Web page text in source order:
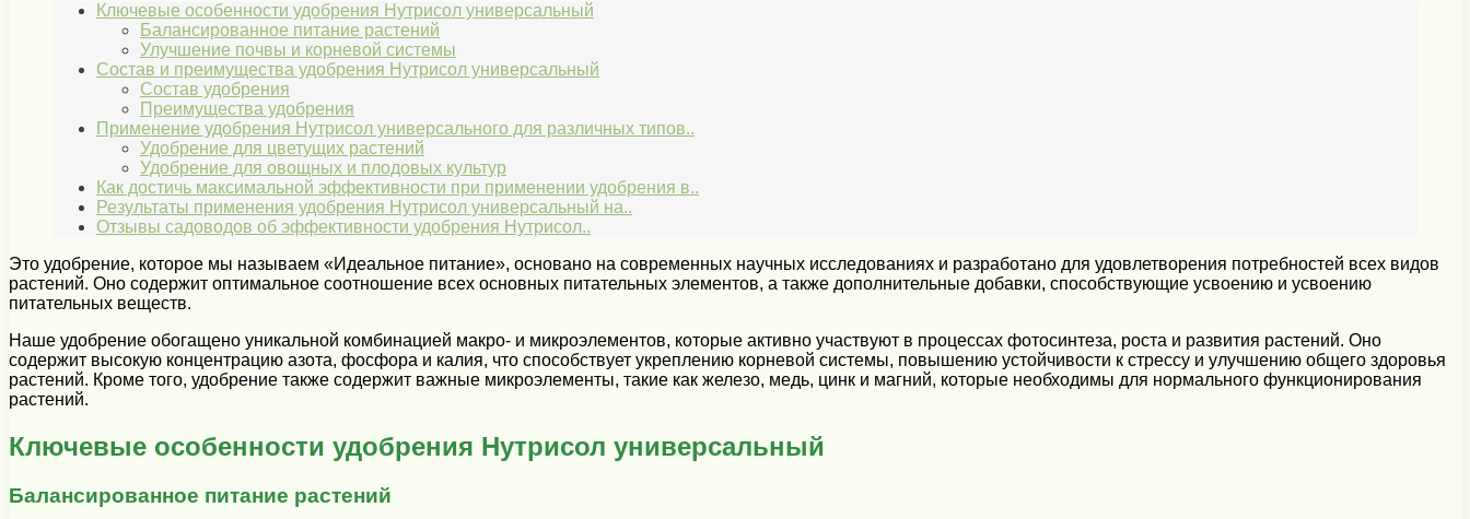
Ключевые особенности удобрения Нутрисол универсальный
Балансированное питание растений
Улучшение почвы и корневой системы
Состав и преимущества удобрения Нутрисол универсальный
Состав удобрения
Преимущества удобрения
Применение удобрения Нутрисол универсального для различных типов..
Удобрение для цветущих растений
Удобрение для овощных и плодовых культур
Как достичь максимальной эффективности при применении удобрения в..
Результаты применения удобрения Нутрисол универсальный на..
Отзывы садоводов об эффективности удобрения Нутрисол..
Это удобрение, которое мы называем «Идеальное питание», основано на современных научных исследованиях и разработано для удовлетворения потребностей всех видов
растений. Оно содержит оптимальное соотношение всех основных питательных элементов, а также дополнительные добавки, способствующие усвоению и усвоению
питательных веществ.
Наше удобрение обогащено уникальной комбинацией макро- и микроэлементов, которые активно участвуют в процессах фотосинтеза, роста и развития растений. Оно
содержит высокую концентрацию азота, фосфора и калия, что способствует укреплению корневой системы, повышению устойчивости к стрессу и улучшению общего здоровья
растений. Кроме того, удобрение также содержит важные микроэлементы, такие как железо, медь, цинк и магний, которые необходимы для нормального функционирования
растений.
Ключевые особенности удобрения Нутрисол универсальный
Балансированное питание растений